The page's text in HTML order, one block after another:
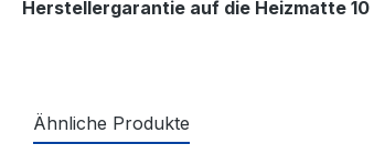
Herstellergarantie auf die Heizmatte
Ähnliche Produkte